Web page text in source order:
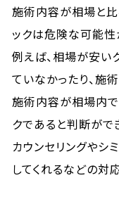
施術内容が相場と比
ックは危険な可能性
例えば、相場が安い
ていなかったり、施
施術内容が相場内で
クであると判断がで
カウンセリングやシ
してくれるなどの対